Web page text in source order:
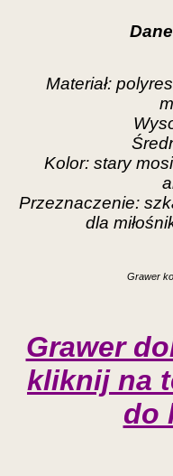
Materiał:
Kolor: stary
Przeznaczenie:
dla
Grawer
Grawer
kliknij na
do